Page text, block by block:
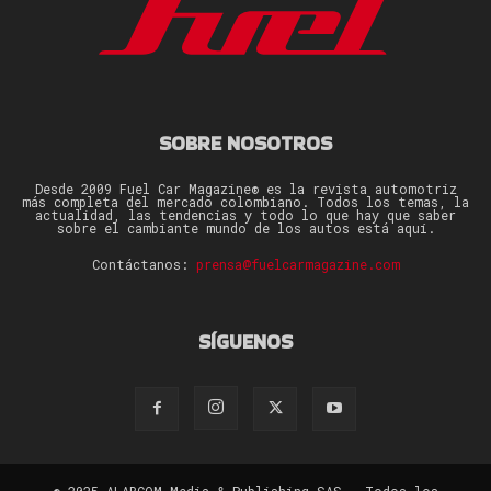
SOBRE NOSOTROS
Desde 2009 Fuel Car Magazine® es la revista automotriz
más completa del mercado colombiano. Todos los temas, la
actualidad, las tendencias y todo lo que hay que saber
sobre el cambiante mundo de los autos está aquí.
Contáctanos: prensa@fuelcarmagazine.com
SÍGUENOS